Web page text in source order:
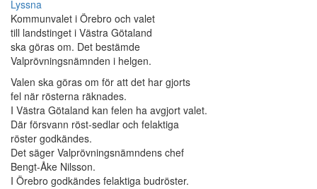
Lyssna
Kommunvalet i Örebro och valet
till landstinget i Västra Götaland
ska göras om. Det bestämde
Valprövningsnämnden i helgen.
Valen ska göras om för att det har gjorts
fel när rösterna räknades.
I Västra Götaland kan felen ha avgjort valet.
Där försvann röst-sedlar och felaktiga
röster godkändes.
Det säger Valprövningsnämndens chef
Bengt-Åke Nilsson.
I Örebro godkändes felaktiga budröster.